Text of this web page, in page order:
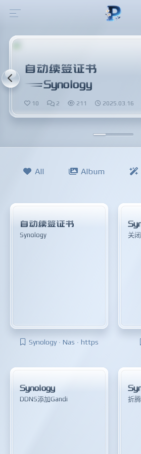
自动续签证书
Synology
10 2 211 2025.03.16
All Album
自动续签证书
Synology
Synology · Nas · https
关
Synology
DDNS添加Gandi 折